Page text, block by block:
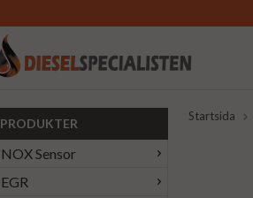
PRODUKTER
NOX Sensor
EGR
Startsida